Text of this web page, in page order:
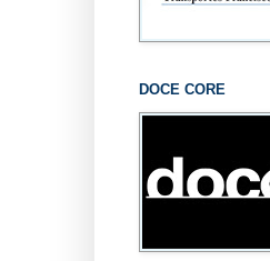
DOCE CORE